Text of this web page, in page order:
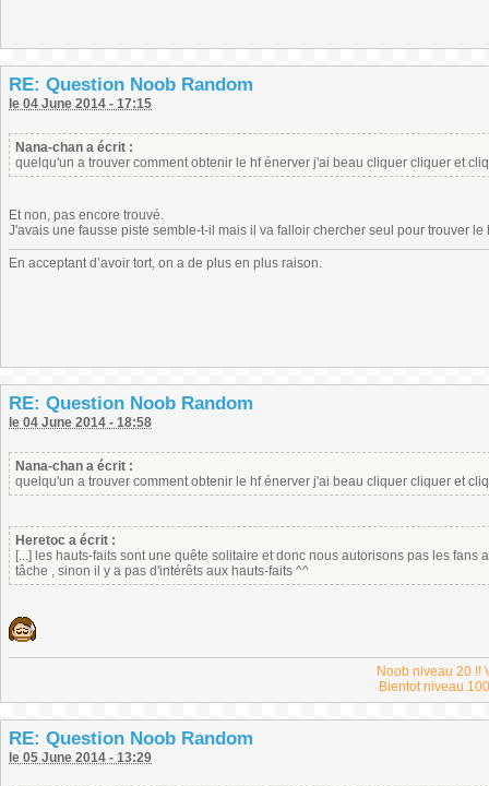
RE: Question Noob Random
le 04 June 2014 - 17:15
Nana-chan a écrit :
quelqu'un a trouver comment obtenir le hf énerver j'ai beau cliquer cliquer et
Et non, pas encore trouvé.
J'avais une fausse piste semble-t-il mais il va falloir chercher seul pour trouver
En acceptant d’avoir tort, on a de plus en plus raison.
RE: Question Noob Random
le 04 June 2014 - 18:58
Nana-chan a écrit :
quelqu'un a trouver comment obtenir le hf énerver j'ai beau cliquer cliquer et
Heretoc a écrit :
[...] les hauts-faits sont une quête solitaire et donc nous autorisons pas les
tâche , sinon il y a pas d'intérêts aux hauts-faits ^^
Noob niveau 20 !!
Bientot niveau
RE: Question Noob Random
le 05 June 2014 - 13:29